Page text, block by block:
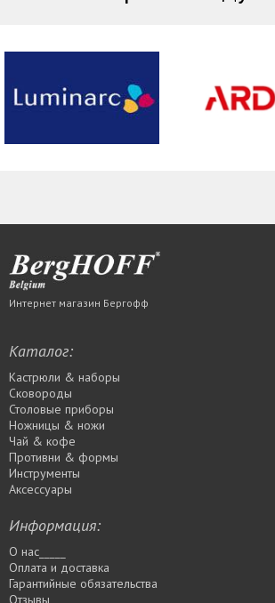
Интернет магазин Бергофф
Каталог:
Кастрюли & наборы
Сковороды
Столовые приборы
Ножницы & ножи
Чай & кофе
Противни & формы
Инструменты
Аксессуары
Информация:
О нас_____
Оплата и доставка
Гарантийные обязательства
Отзывы